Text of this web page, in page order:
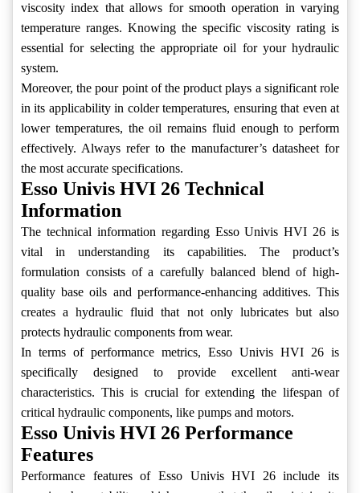
viscosity index that allows for smooth operation in varying
temperature ranges. Knowing the specific viscosity rating is
essential for selecting the appropriate oil for your hydraulic
system.
Moreover, the pour point of the product plays a significant role
in its applicability in colder temperatures, ensuring that even at
lower temperatures, the oil remains fluid enough to perform
effectively. Always refer to the manufacturer’s datasheet for
the most accurate specifications.
Esso Univis HVI 26 Technical
Information
The technical information regarding Esso Univis HVI 26 is
vital in understanding its capabilities. The product’s
formulation consists of a carefully balanced blend of high-
quality base oils and performance-enhancing additives. This
creates a hydraulic fluid that not only lubricates but also
protects hydraulic components from wear.
In terms of performance metrics, Esso Univis HVI 26 is
specifically designed to provide excellent anti-wear
characteristics. This is crucial for extending the lifespan of
critical hydraulic components, like pumps and motors.
Esso Univis HVI 26 Performance
Features
Performance features of Esso Univis HVI 26 include its